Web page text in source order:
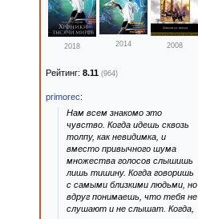
2018 2014 2008
Рейтинг: 8.11 (964)
primorec:
Нам всем знакомо это
чувство. Когда идешь сквозь
толпу, как невидимка, и
вместо привычного шума
множества голосов слышишь
лишь тишину. Когда говоришь
с самыми близкими людьми, но
вдруг понимаешь, что тебя не
слушают и не слышат. Когда,